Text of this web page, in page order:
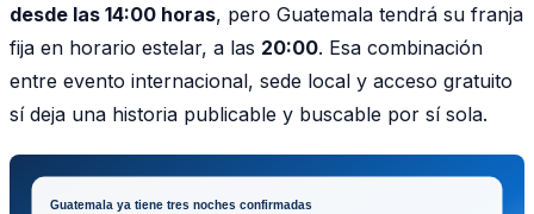
desde las 14:00 horas, pero Guatemala tendrá su franja
fija en horario estelar, a las 20:00. Esa combinación
entre evento internacional, sede local y acceso gratuito
sí deja una historia publicable y buscable por sí sola.